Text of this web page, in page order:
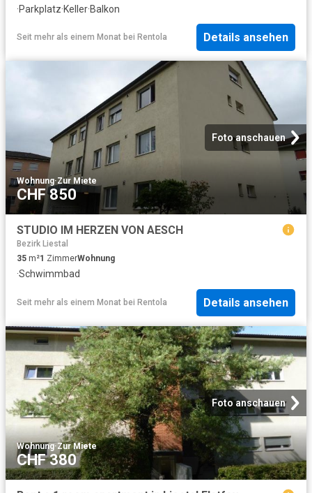
·Parkplatz·Keller·Balkon
Seit mehr als einem Monat bei Rentola Details ansehen
Foto anschauen
Wohnung·Zur Miete
CHF 850
STUDIO IM HERZEN VON AESCH
Bezirk Liestal
35 m²1 ZimmerWohnung
·Schwimmbad
Seit mehr als einem Monat bei Rentola Details ansehen
Foto anschauen
Wohnung·Zur Miete
CHF 380